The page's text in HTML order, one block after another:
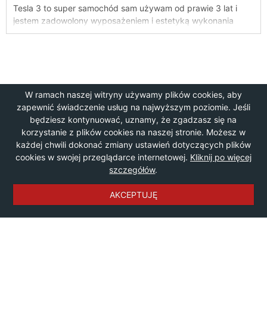
W ramach naszej witryny używamy plików cookies, aby
zapewnić świadczenie usług na najwyższym poziomie. Jeśli
będziesz kontynuować, uznamy, że zgadzasz się na
korzystanie z plików cookies na naszej stronie. Możesz w
każdej chwili dokonać zmiany ustawień dotyczących plików
cookies w swojej przeglądarce internetowej. Kliknij po więcej
szczegółów.
AKCEPTUJĘ
Tesla 3 to super samochód sam używam od prawie 3 lat i
jestem zadowolony wyposażeniem i estetyką wykonania